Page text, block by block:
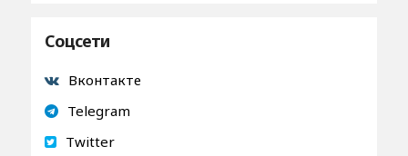
Соцсети
Вконтакте
Telegram
Twitter